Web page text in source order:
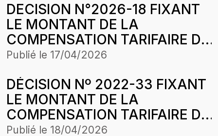
DECISION N°2026-18 FIXANT
LE MONTANT DE LA
COMPENSATION TARIFAIRE DU
MOIS DE NOVEMBRE 2025 DE
CONCESSION LOUGA-
LINGUEREKEBEMER DANS LE
CADRE DE L’HARMONISATION
DES TARIFS
Publié le 17/04/2026
DÉCISION Nº 2022-33 FIXANT
LE MONTANT DE LA
COMPENSATION TARIFAIRE DU
MOIS DE JUIN 2022 DE
Publié le 18/04/2026